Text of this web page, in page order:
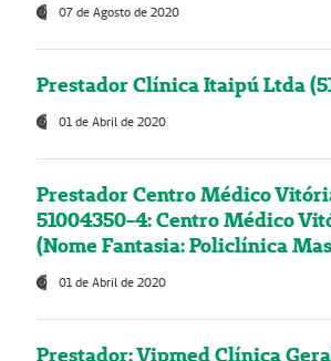
07 de Agosto de 2020
Prestador Clínica Itaipú Ltda
01 de Abril de 2020
Prestador Centro Médico
51004350-4: Centro Médico
(Nome Fantasia: Policlínica
01 de Abril de 2020
Prestador: Vipmed Clínica